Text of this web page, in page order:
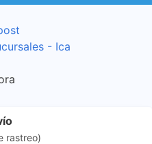
- Ica
rastreo)